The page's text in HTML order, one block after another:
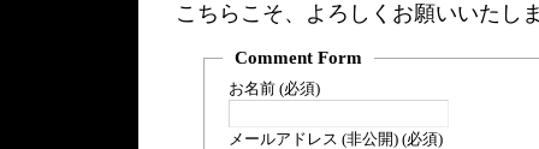
こちらこそ、よろしくお願いいたし
Comment Form
お名前 (必須)
メールアドレス (非公開) (必須)